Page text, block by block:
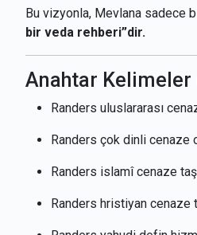
Bu vizyonla, Mevlana sadece
bir veda rehberi”dir.
Anahtar Kelimeler
Randers uluslararası
Randers çok dinli cenaze
Randers islamî cenaze
Randers hristiyan cenaze